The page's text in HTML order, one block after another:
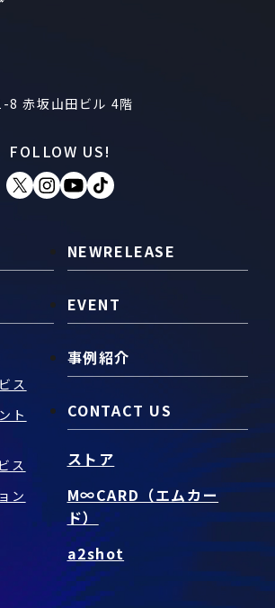
8 赤坂山田ビル 4階
FOLLOW US!
ス
ト
ス
ン
NEWRELEASE
EVENT
事例紹介
CONTACT US
ストア
M∞CARD（エムカー
ド）
a2shot